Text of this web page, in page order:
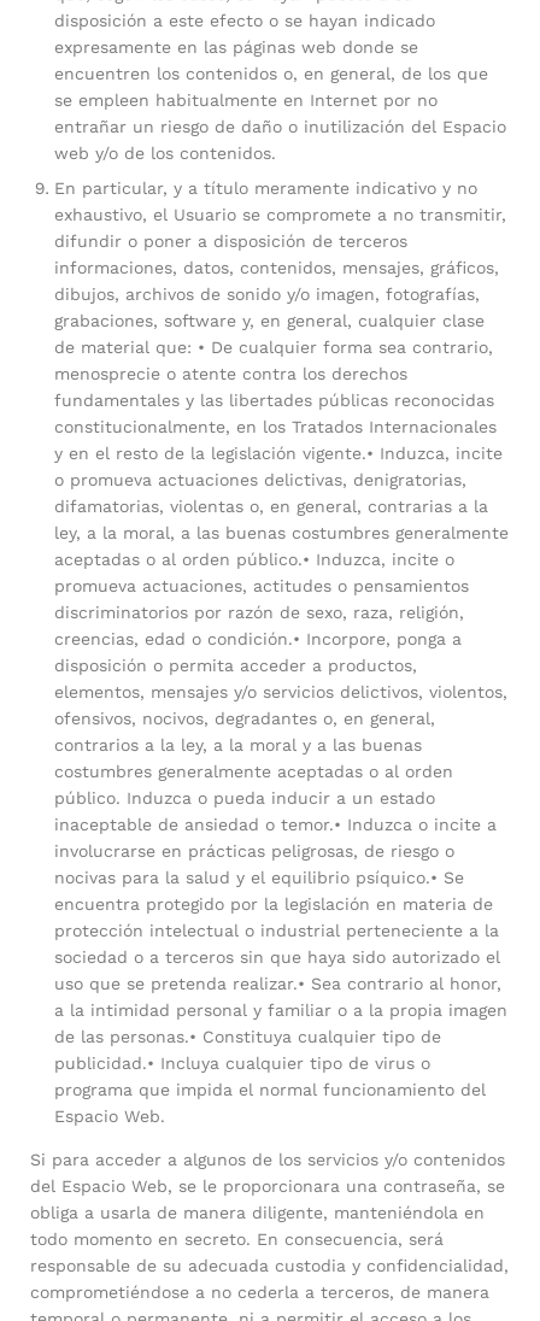
disposición a este efecto o se hayan indicado
expresamente en las páginas web donde se
encuentren los contenidos o, en general, de los que
se empleen habitualmente en Internet por no
entrañar un riesgo de daño o inutilización del Espacio
web y/o de los contenidos.
En particular, y a título meramente indicativo y no
exhaustivo, el Usuario se compromete a no transmitir,
difundir o poner a disposición de terceros
informaciones, datos, contenidos, mensajes, gráficos,
dibujos, archivos de sonido y/o imagen, fotografías,
grabaciones, software y, en general, cualquier clase
de material que: • De cualquier forma sea contrario,
menosprecie o atente contra los derechos
fundamentales y las libertades públicas reconocidas
constitucionalmente, en los Tratados Internacionales
y en el resto de la legislación vigente.• Induzca, incite
o promueva actuaciones delictivas, denigratorias,
difamatorias, violentas o, en general, contrarias a la
ley, a la moral, a las buenas costumbres generalmente
aceptadas o al orden público.• Induzca, incite o
promueva actuaciones, actitudes o pensamientos
discriminatorios por razón de sexo, raza, religión,
creencias, edad o condición.• Incorpore, ponga a
disposición o permita acceder a productos,
elementos, mensajes y/o servicios delictivos, violentos,
ofensivos, nocivos, degradantes o, en general,
contrarios a la ley, a la moral y a las buenas
costumbres generalmente aceptadas o al orden
público. Induzca o pueda inducir a un estado
inaceptable de ansiedad o temor.• Induzca o incite a
involucrarse en prácticas peligrosas, de riesgo o
nocivas para la salud y el equilibrio psíquico.• Se
encuentra protegido por la legislación en materia de
protección intelectual o industrial perteneciente a la
sociedad o a terceros sin que haya sido autorizado el
uso que se pretenda realizar.• Sea contrario al honor,
a la intimidad personal y familiar o a la propia imagen
de las personas.• Constituya cualquier tipo de
publicidad.• Incluya cualquier tipo de virus o
programa que impida el normal funcionamiento del
Espacio Web.
Si para acceder a algunos de los servicios y/o contenidos
del Espacio Web, se le proporcionara una contraseña, se
obliga a usarla de manera diligente, manteniéndola en
todo momento en secreto. En consecuencia, será
responsable de su adecuada custodia y confidencialidad,
comprometiéndose a no cederla a terceros, de manera